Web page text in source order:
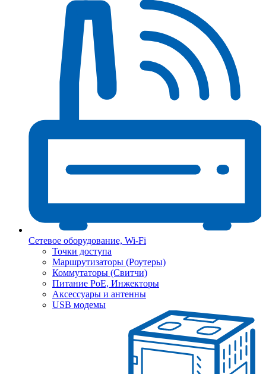
Сетевое оборудование, Wi-Fi
Точки доступа
Маршрутизаторы (Роутеры)
Коммутаторы (Свитчи)
Питание PoE, Инжекторы
Аксессуары и антенны
USB модемы